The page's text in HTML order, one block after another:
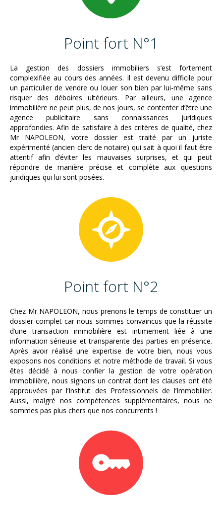
Point fort N°1
La gestion des dossiers immobiliers s’est fortement
complexifiée au cours des années. Il est devenu difficile pour
un particulier de vendre ou louer son bien par lui-même sans
risquer des déboires ultérieurs. Par ailleurs, une agence
immobilière ne peut plus, de nos jours, se contenter d’être une
agence publicitaire sans connaissances juridiques
approfondies. Afin de satisfaire à des critères de qualité, chez
Mr NAPOLEON, votre dossier est traité par un juriste
expérimenté (ancien clerc de notaire) qui sait à quoi il faut être
attentif afin d’éviter les mauvaises surprises, et qui peut
répondre de manière précise et complète aux questions
juridiques qui lui sont posées.
Point fort N°2
Chez Mr NAPOLEON, nous prenons le temps de constituer un
dossier complet car nous sommes convaincus que la réussite
d’une transaction immobilière est intimement liée à une
information sérieuse et transparente des parties en présence.
Après avoir réalisé une expertise de votre bien, nous vous
exposons nos conditions et notre méthode de travail. Si vous
êtes décidé à nous confier la gestion de votre opération
immobilière, nous signons un contrat dont les clauses ont été
approuvées par l’Institut des Professionnels de l’Immobilier.
Aussi, malgré nos compétences supplémentaires, nous ne
sommes pas plus chers que nos concurrents !